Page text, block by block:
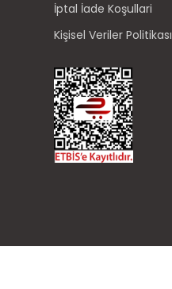
İptal İade Koşullari
Kişisel Veriler Politikası